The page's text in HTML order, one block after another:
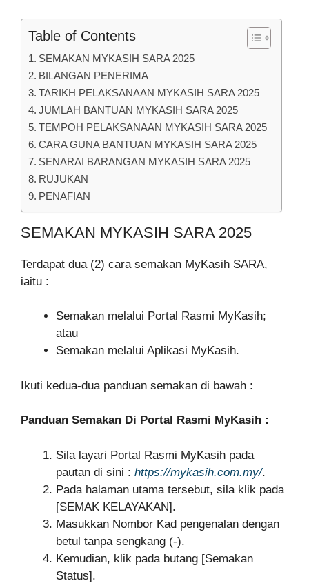
Table of Contents
SEMAKAN MYKASIH SARA 2025
BILANGAN PENERIMA
TARIKH PELAKSANAAN MYKASIH SARA 2025
JUMLAH BANTUAN MYKASIH SARA 2025
TEMPOH PELAKSANAAN MYKASIH SARA 2025
CARA GUNA BANTUAN MYKASIH SARA 2025
SENARAI BARANGAN MYKASIH SARA 2025
RUJUKAN
PENAFIAN
SEMAKAN MYKASIH SARA 2025
Terdapat dua (2) cara semakan MyKasih SARA,
iaitu :
Semakan melalui Portal Rasmi MyKasih;
atau
Semakan melalui Aplikasi MyKasih.
Ikuti kedua-dua panduan semakan di bawah :
Panduan Semakan Di Portal Rasmi MyKasih :
Sila layari Portal Rasmi MyKasih pada
pautan di sini : https://mykasih.com.my/.
Pada halaman utama tersebut, sila klik pada
[SEMAK KELAYAKAN].
Masukkan Nombor Kad pengenalan dengan
betul tanpa sengkang (-).
Kemudian, klik pada butang [Semakan
Status].